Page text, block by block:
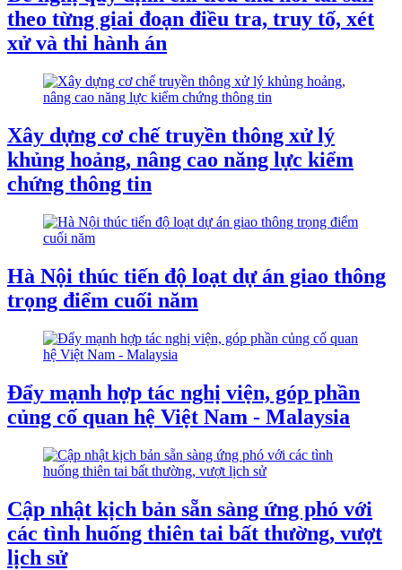
theo từng giai đoạn điều tra, truy tố, xét
xử và thi hành án
Xây dựng cơ chế truyền thông xử lý
khủng hoảng, nâng cao năng lực kiểm
chứng thông tin
Hà Nội thúc tiến độ loạt dự án giao thông
trọng điểm cuối năm
Đẩy mạnh hợp tác nghị viện, góp phần
củng cố quan hệ Việt Nam - Malaysia
Cập nhật kịch bản sẵn sàng ứng phó với
các tình huống thiên tai bất thường, vượt
lịch sử